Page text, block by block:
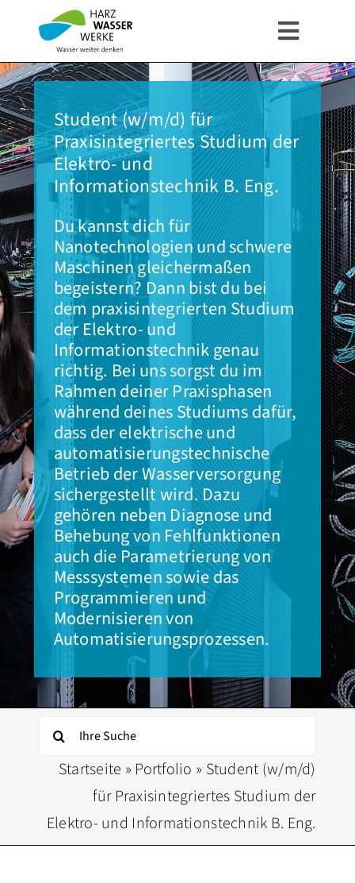
springen
Toggle
HOME
ÜBER UNS
UNSER WASSER
FÜR KUNDEN
INFOSERVICE
KARRIERE
PRESSE
Student (w/m/d) für
Praxisintegriertes Studium der
Elektro- und
Informationstechnik B. Eng.
Du kannst dich für
Nanotechnologien und schwere
Maschinen gleichermaßen
begeistern? Dann bist du bei
dem praxisintegrierten Studium
der Elektro- und
Informationstechnik genau
richtig. Bei uns sorgst du im
Rahmen deiner Praxisphasen
während deines Studiums dafür,
dass der elektrische und
automatisierungstechnische
Betrieb der Wasserversorgung
sichergestellt wird. Dazu
gehören neben Diagnose und
Behebung von Fehlfunktionen
auch die Parametrierung von
Messsystemen sowie das
Programmieren und
Modernisieren von
Automatisierungsprozessen.
Suche
Startseite » Portfolio » Student (w/m/d)
für Praxisintegriertes Studium der
Elektro- und Informationstechnik B. Eng.